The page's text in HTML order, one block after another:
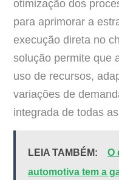
otimização dos
para aprimorar a
execução direta no
solução permite que
uso de recursos,
variações de
integrada de todas
LEIA TAMBÉM:
O
automotiva tem a